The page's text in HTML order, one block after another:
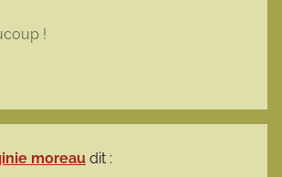
!
moreau dit :